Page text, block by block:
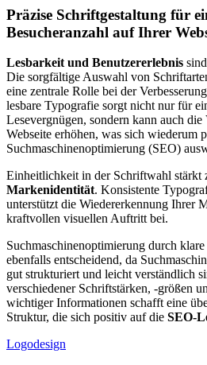
Präzise Schriftgestaltung für
Besucheranzahl auf Ihrer
Lesbarkeit und Benutzererlebnis
Die sorgfältige Auswahl von
eine zentrale Rolle bei der
lesbare Typografie sorgt nicht nur für
Lesevergnügen, sondern kann auch
Webseite erhöhen, was sich wiederum
Suchmaschinenoptimierung (SEO)
Einheitlichkeit in der Schriftwahl stärkt
Markenidentität. Konsistente
unterstützt die Wiedererkennung Ihrer
kraftvollen visuellen Auftritt bei.
Suchmaschinenoptimierung durch
ebenfalls entscheidend, da
gut strukturiert und leicht verständlich
verschiedener Schriftstärken, -größen
wichtiger Informationen schafft eine
Struktur, die sich positiv auf die SEO-
Logodesign